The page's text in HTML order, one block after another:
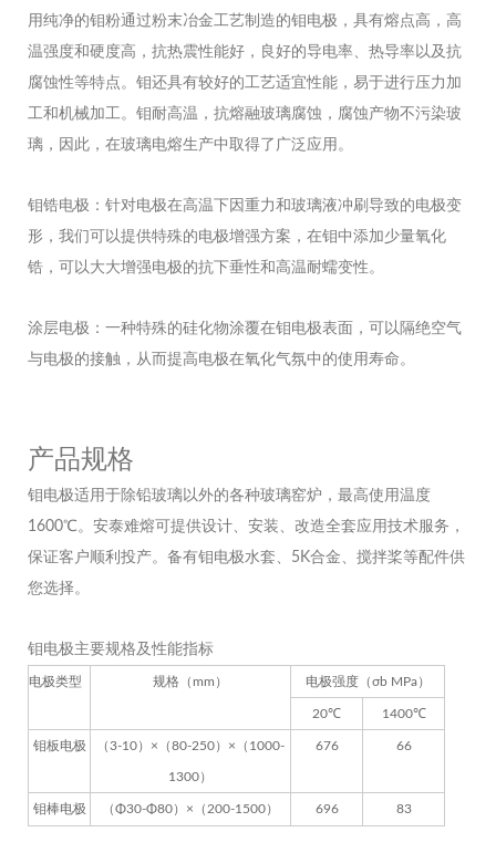
用纯净的钼粉通过粉末冶金工艺制造的钼电极，具有熔点高，高
温强度和硬度高，抗热震性能好，良好的导电率、热导率以及抗
腐蚀性等特点。钼还具有较好的工艺适宜性能，易于进行压力加
工和机械加工。钼耐高温，抗熔融玻璃腐蚀，腐蚀产物不污染玻
璃，因此，在玻璃电熔生产中取得了广泛应用。
钼锆电极：针对电极在高温下因重力和玻璃液冲刷导致的电极变
形，我们可以提供特殊的电极增强方案，在钼中添加少量氧化
锆，可以大大增强电极的抗下垂性和高温耐蠕变性。
涂层电极：一种特殊的硅化物涂覆在钼电极表面，可以隔绝空气
与电极的接触，从而提高电极在氧化气氛中的使用寿命。
产品规格
钼电极适用于除铅玻璃以外的各种玻璃窑炉，最高使用温度
1600℃。安泰难熔可提供设计、安装、改造全套应用技术服务，
保证客户顺利投产。备有钼电极水套、5K合金、搅拌桨等配件供
您选择。
钼电极主要规格及性能指标
电极类型 规格（mm） 电极强度（σb MPa）
20℃ 1400℃
钼板电极 （3-10）×（80-250）×（1000-
1300）
676 66
钼棒电极 （Φ30-Φ80）×（200-1500） 696 83